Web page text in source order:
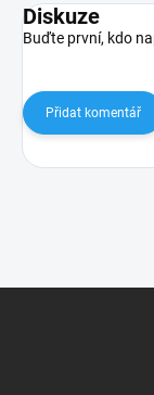
Diskuze
Buďte první, kdo
Přidat komentář